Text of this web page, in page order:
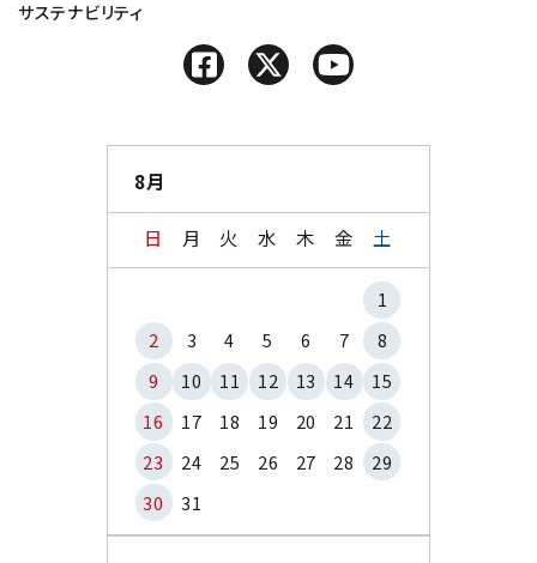
サステナビリティ
8月
日 月 火 水 木 金 土
1
2
3 4 5 6 7
8
9
10 11 12 13 14
15
16
17 18 19 20 21
22
23
24 25 26 27 28
29
30
31